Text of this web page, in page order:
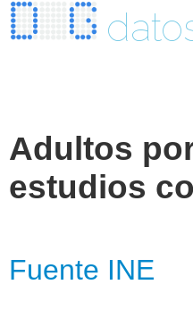
Adultos
estudios
Fuente INE